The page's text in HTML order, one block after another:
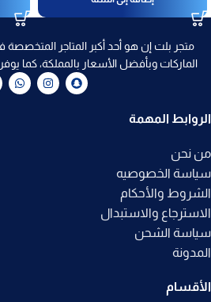
متجر بلت إن هو أحد أكبر المتاجر المتخصصة
الماركات وبأفضل الأسعار بالمملكة، كما
الروابط المهمة
من نحن
سياسة الخصوصيه
الشروط والأحكام
الاسترجاع والاستبدال
سياسة الشحن
المدونة
الأقسام